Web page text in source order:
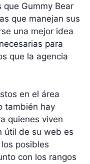
Gummy Bear
que manejan sus
una mejor idea
para
que la agencia
en el área
también hay
quienes viven
útil de su web es
posibles
con los rangos